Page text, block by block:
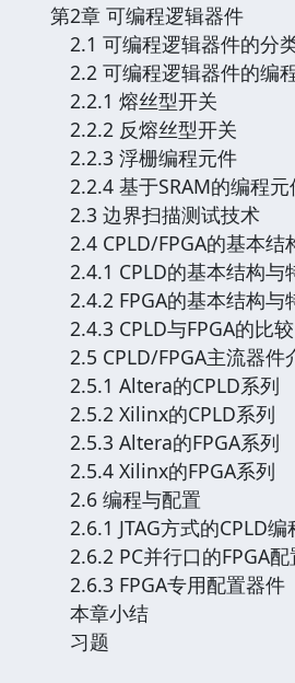
第2章 可编程逻辑器件
2.1 可编程逻辑器件的分
2.2 可编程逻辑器件的编
2.2.1 熔丝型开关
2.2.2 反熔丝型开关
2.2.3 浮栅编程元件
2.2.4 基于SRAM的编程元
2.3 边界扫描测试技术
2.4 CPLD/FPGA的基本结
2.4.1 CPLD的基本结构与
2.4.2 FPGA的基本结构与
2.4.3 CPLD与FPGA的比较
2.5 CPLD/FPGA主流器件
2.5.1 Altera的CPLD系列
2.5.2 Xilinx的CPLD系列
2.5.3 Altera的FPGA系列
2.5.4 Xilinx的FPGA系列
2.6 编程与配置
2.6.1 JTAG方式的CPLD编
2.6.2 PC并行口的FPGA配
2.6.3 FPGA专用配置器件
本章小结
习题